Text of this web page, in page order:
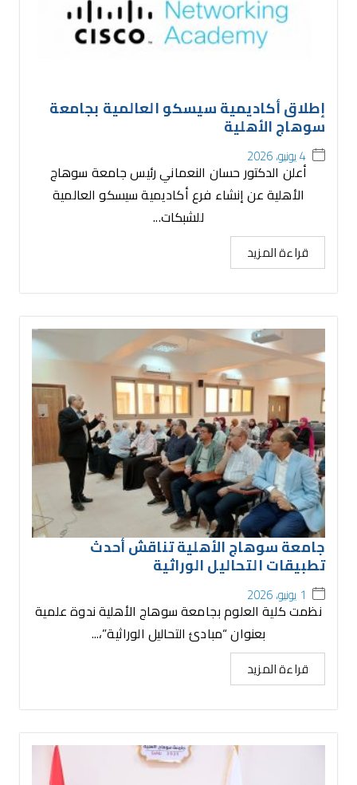
إطلاق أكاديمية سيسكو العالمية بجامعة
سوهاج الأهلية
4 يونيو، 2026
أعلن الدكتور حسان النعماني رئيس جامعة سوهاج
الأهلية عن إنشاء فرع أكاديمية سيسكو العالمية
للشبكات...
قراءة المزيد
جامعة سوهاج الأهلية تناقش أحدث
تطبيقات التحاليل الوراثية
1 يونيو، 2026
نظمت كلية العلوم بجامعة سوهاج الأهلية ندوة علمية
بعنوان “مبادئ التحاليل الوراثية”،...
قراءة المزيد